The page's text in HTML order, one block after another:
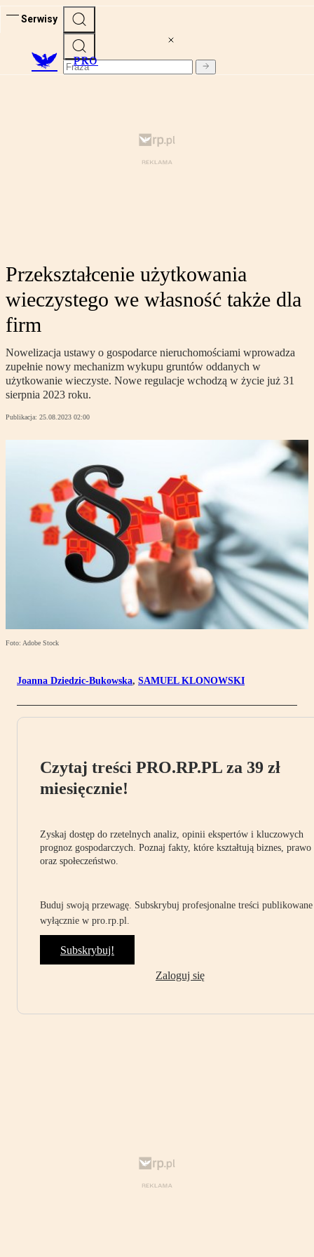
Serwisy
PRO
Przekształcenie użytkowania
wieczystego we własność także dla
firm
Nowelizacja ustawy o gospodarce nieruchomościami wprowadza
zupełnie nowy mechanizm wykupu gruntów oddanych w
użytkowanie wieczyste. Nowe regulacje wchodzą w życie już 31
sierpnia 2023 roku.
Publikacja: 25.08.2023 02:00
Foto: Adobe Stock
Joanna Dziedzic-Bukowska, SAMUEL KLONOWSKI
Czytaj treści PRO.RP.PL za 39 zł
miesięcznie!
Zyskaj dostęp do rzetelnych analiz, opinii ekspertów i kluczowych
prognoz gospodarczych. Poznaj fakty, które kształtują biznes, prawo
oraz społeczeństwo.
Buduj swoją przewagę. Subskrybuj profesjonalne treści publikowane
wyłącznie w pro.rp.pl.
Subskrybuj!
Zaloguj się